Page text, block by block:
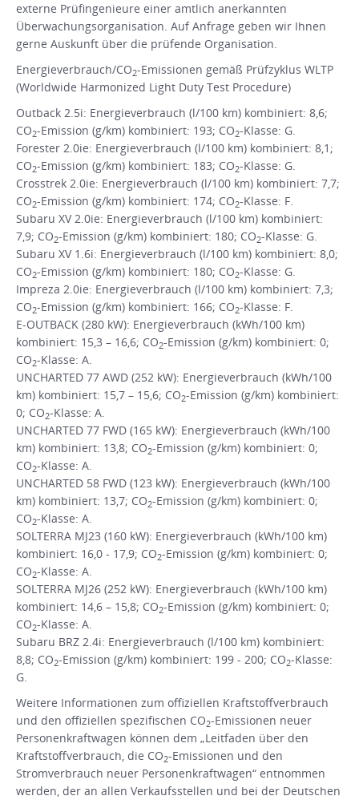
externe Prüfingenieure einer amtlich anerkannten
Überwachungsorganisation. Auf Anfrage geben wir Ihnen
gerne Auskunft über die prüfende Organisation.
Energieverbrauch/CO2-Emissionen gemäß Prüfzyklus WLTP
(Worldwide Harmonized Light Duty Test Procedure)
Outback 2.5i: Energieverbrauch (l/100 km) kombiniert: 8,6;
CO2-Emission (g/km) kombiniert: 193; CO2-Klasse: G.
Forester 2.0ie: Energieverbrauch (l/100 km) kombiniert: 8,1;
CO2-Emission (g/km) kombiniert: 183; CO2-Klasse: G.
Crosstrek 2.0ie: Energieverbrauch (l/100 km) kombiniert: 7,7;
CO2-Emission (g/km) kombiniert: 174; CO2-Klasse: F.
Subaru XV 2.0ie: Energieverbrauch (l/100 km) kombiniert:
7,9; CO2-Emission (g/km) kombiniert: 180; CO2-Klasse: G.
Subaru XV 1.6i: Energieverbrauch (l/100 km) kombiniert: 8,0;
CO2-Emission (g/km) kombiniert: 180; CO2-Klasse: G.
Impreza 2.0ie: Energieverbrauch (l/100 km) kombiniert: 7,3;
CO2-Emission (g/km) kombiniert: 166; CO2-Klasse: F.
E-OUTBACK (280 kW): Energieverbrauch (kWh/100 km)
kombiniert: 15,3 – 16,6; CO2-Emission (g/km) kombiniert: 0;
CO2-Klasse: A.
UNCHARTED 77 AWD (252 kW): Energieverbrauch (kWh/100
km) kombiniert: 15,7 – 15,6; CO2-Emission (g/km) kombiniert:
0; CO2-Klasse: A.
UNCHARTED 77 FWD (165 kW): Energieverbrauch (kWh/100
km) kombiniert: 13,8; CO2-Emission (g/km) kombiniert: 0;
CO2-Klasse: A.
UNCHARTED 58 FWD (123 kW): Energieverbrauch (kWh/100
km) kombiniert: 13,7; CO2-Emission (g/km) kombiniert: 0;
CO2-Klasse: A.
SOLTERRA MJ23 (160 kW): Energieverbrauch (kWh/100 km)
kombiniert: 16,0 - 17,9; CO2-Emission (g/km) kombiniert: 0;
CO2-Klasse: A.
SOLTERRA MJ26 (252 kW): Energieverbrauch (kWh/100 km)
kombiniert: 14,6 – 15,8; CO2-Emission (g/km) kombiniert: 0;
CO2-Klasse: A.
Subaru BRZ 2.4i: Energieverbrauch (l/100 km) kombiniert:
8,8; CO2-Emission (g/km) kombiniert: 199 - 200; CO2-Klasse:
G.
Weitere Informationen zum offiziellen Kraftstoffverbrauch
und den offiziellen spezifischen CO2-Emissionen neuer
Personenkraftwagen können dem „Leitfaden über den
Kraftstoffverbrauch, die CO2-Emissionen und den
Stromverbrauch neuer Personenkraftwagen“ entnommen
werden, der an allen Verkaufsstellen und bei der Deutschen